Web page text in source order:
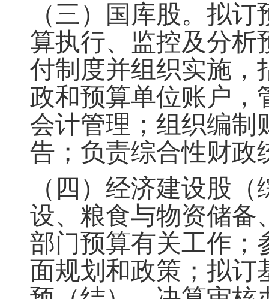
（三）国库股。 拟订
算执行、监控及分析
付制度并组织实施，
政和预算单位账户，
会计管理；组织编制
告 ； 负责综合性财政
（四）经济建设股（
设、粮食与物资储备
部门预算有关工作；
面规划和政策 ； 拟订